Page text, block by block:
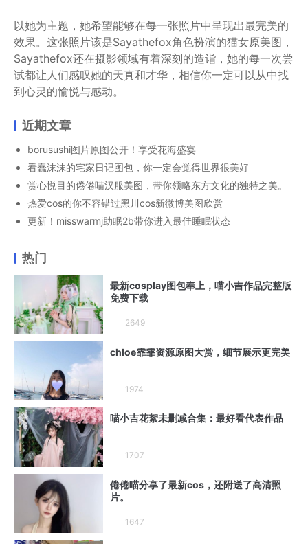
以她为主题，她希望能够在每一张照片中呈现出最完美的
效果。这张照片该是Sayathefox角色扮演的猫女原美图，
Sayathefox还在摄影领域有着深刻的造诣，她的每一次尝
试都让人们感叹她的天真和才华，相信你一定可以从中找
到心灵的愉悦与感动。
近期文章
borusushi图片原图公开！享受花海盛宴
看蠢沫沫的宅家日记图包，你一定会觉得世界很美好
赏心悦目的倦倦喵汉服美图，带你领略东方文化的独特之美。
热爱cos的你不容错过黑川cos新微博美图欣赏
更新！misswarmj助眠2b带你进入最佳睡眠状态
热门
最新cosplay图包奉上，喵小吉作品完整版
免费下载
2649
chloe霏霏资源原图大赏，细节展示更完美
1974
喵小吉花絮未删减合集：最好看代表作品
1707
倦倦喵分享了最新cos，还附送了高清照
片。
1647